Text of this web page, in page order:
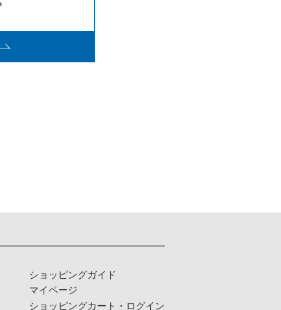
ショッピングガイド
マイページ
ショッピングカート・ログイン